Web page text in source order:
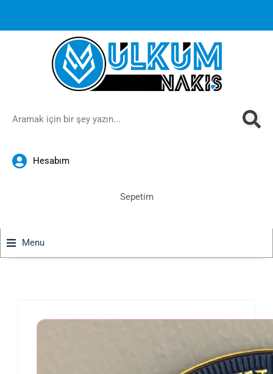
1000 TL ve üzeri siparişlerinizde ücretsiz kargoya ek
İndirimanında sepette!
Hesabım
Sepetim
Menu